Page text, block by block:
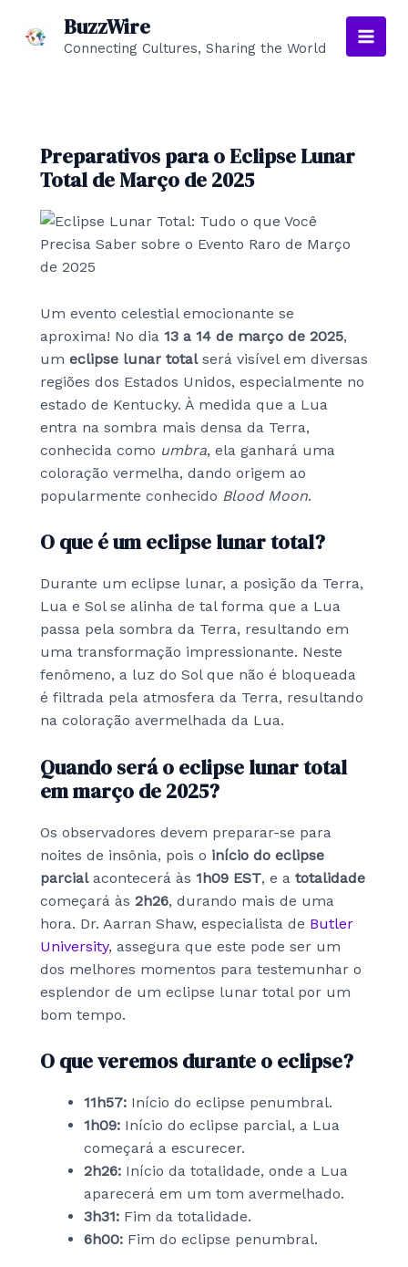
BuzzWire
Connecting Cultures, Sharing the World
Main
Preparativos para o Eclipse Lunar
Total de Março de 2025
Um evento celestial emocionante se
aproxima! No dia 13 a 14 de março de 2025,
um eclipse lunar totalserá visível em diversas
regiões dos Estados Unidos, especialmente no
estado de Kentucky. À medida que a Lua
entra na sombra mais densa da Terra,
conhecida como umbra, ela ganhará uma
coloração vermelha, dando origem ao
popularmente conhecido Blood Moon.
O que é um eclipse lunar total?
Durante um eclipse lunar, a posição da Terra,
Lua e Sol se alinha de tal forma que a Lua
passa pela sombra da Terra, resultando em
uma transformação impressionante. Neste
fenômeno, a luz do Sol que não é bloqueada
é filtrada pela atmosfera da Terra, resultando
na coloração avermelhada da Lua.
Quando será o eclipse lunar total
em março de 2025?
Os observadores devem preparar-se para
noites de insônia, pois o início do eclipse
parcialacontecerá às 1h09 EST, e a totalidade
começará às 2h26, durando mais de uma
hora. Dr. Aarran Shaw, especialista de Butler
University, assegura que este pode ser um
dos melhores momentos para testemunhar o
esplendor de um eclipse lunar total por um
bom tempo.
O que veremos durante o eclipse?
11h57: Início do eclipse penumbral.
1h09: Início do eclipse parcial, a Lua
começará a escurecer.
2h26: Início da totalidade, onde a Lua
aparecerá em um tom avermelhado.
3h31: Fim da totalidade.
6h00: Fim do eclipse penumbral.